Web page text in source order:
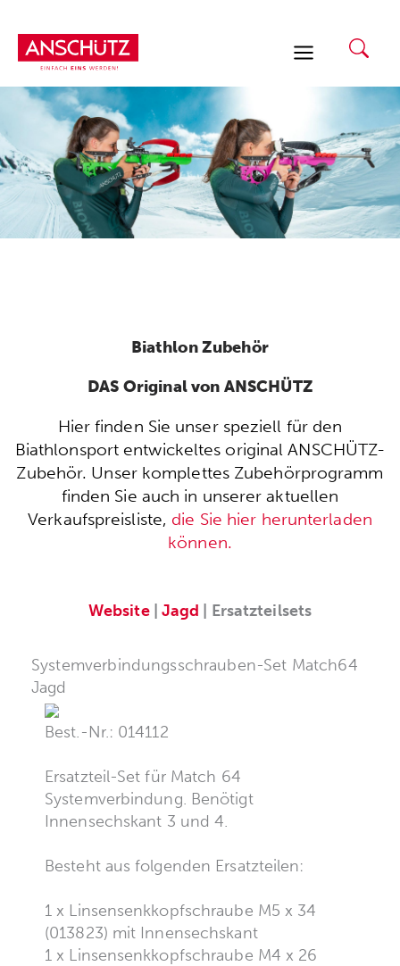
Inhalt
springen
Biathlon Zubehör
DAS Original von ANSCHÜTZ
Hier finden Sie unser speziell für den
Biathlonsport entwickeltes original ANSCHÜTZ-
Zubehör. Unser komplettes Zubehörprogramm
finden Sie auch in unserer aktuellen
Verkaufspreisliste, die Sie hier herunterladen
können.
Website| Jagd | Ersatzteilsets
Systemverbindungsschrauben-Set Match64
Jagd
Best.-Nr.: 014112
Ersatzteil-Set für Match 64
Systemverbindung. Benötigt
Innensechskant 3 und 4.
Besteht aus folgenden Ersatzteilen:
1 x Linsensenkkopfschraube M5 x 34
(013823) mit Innensechskant
1 x Linsensenkkopfschraube M4 x 26